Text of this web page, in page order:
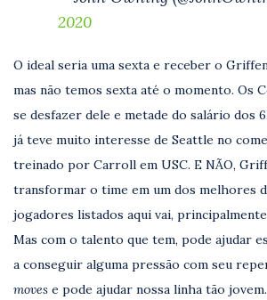
2020
O ideal seria uma sexta e receber o
mas não temos sexta até o momento. Os
se desfazer dele e metade do salário dos
já teve muito interesse de Seattle no
treinado por Carroll em USC. E NÃO,
transformar o time em um dos melhores
jogadores listados aqui vai, principalmente
Mas com o talento que tem, pode ajudar
a conseguir alguma pressão com seu
moves e pode ajudar nossa linha tão jovem.